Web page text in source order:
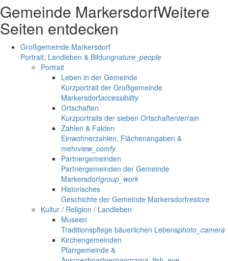
Gemeinde MarkersdorfWeitere
Seiten entdecken
Großgemeinde Markersdorf
Portrait, Landleben & Bildungnature_people
Portrait
Leben in der Gemeinde
Kurzportrait der Großgemeinde
Markersdorfaccessibility
Ortschaften
Kurzportraits der sieben Ortschaftenterrain
Zahlen & Fakten
Einwohnerzahlen, Flächenangaben &
mehrview_comfy
Partnergemeinden
Partnergemeinden der Gemeinde
Markersdorfgroup_work
Historisches
Geschichte der Gemeinde Markersdorfrestore
Kultur / Religion / Landleben
Museen
Traditionspflege bäuerlichen Lebensphoto_camera
Kirchengemeinden
Pfarrgemeinde &